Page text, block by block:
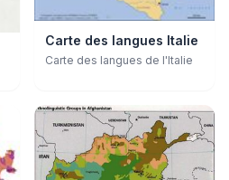
Carte des langues Italie
Carte des langues de l'Italie